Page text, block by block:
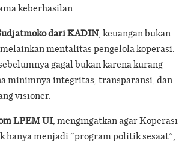
keberhasilan.
dari KADIN, keuangan bukan
mentalitas pengelola koperasi.
gagal bukan karena kurang
minimnya integritas, transparansi, dan
visioner.
LPEM UI, mengingatkan agar Koperasi
hanya menjadi “program politik sesaat”,